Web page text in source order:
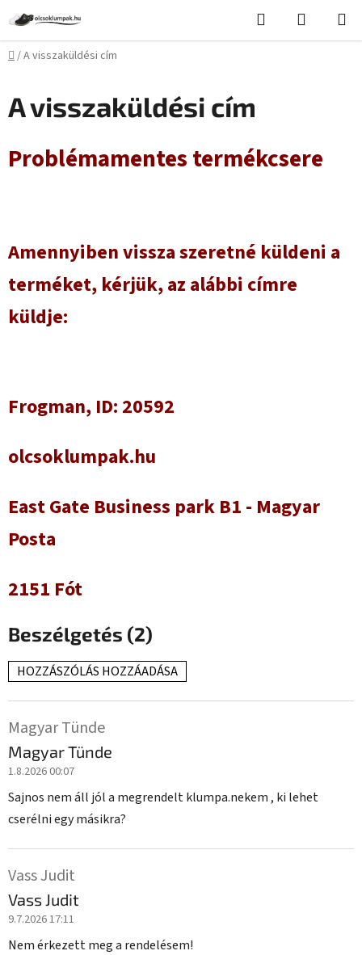
fő
tartalomhoz
Keresés KOSÁR
Kezdőlap
/A visszaküldési cím
A visszaküldési cím
Problémamentes termékcsere
Amennyiben vissza szeretné küldeni a
terméket, kérjük, az alábbi címre
küldje:
Frogman, ID: 20592
olcsoklumpak.hu
East Gate Business park B1 - Magyar
Posta
2151 Fót
Beszélgetés (2)
HOZZÁSZÓLÁS HOZZÁADÁSA
s
z
é
l
g
e
é
s
e
k
l
i
Magyar Tünde
Magyar Tünde
1.8.2026 00:07
Sajnos nem áll jól a megrendelt klumpa.nekem , ki lehet
cserélni egy másikra?
Vass Judit
Vass Judit
9.7.2026 17:11
Nem érkezett meg a rendelésem!